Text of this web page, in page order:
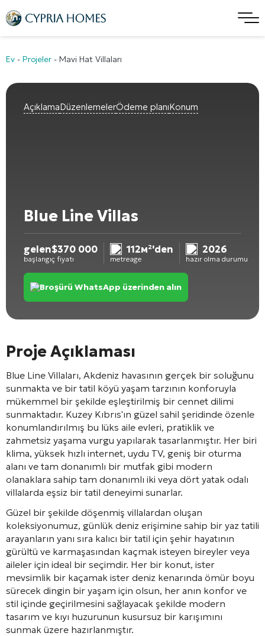
Ev - Projeler - Mavi Hat Villaları
AçıklamaDüzenlemelerÖdeme planıKonum
Blue Line Villas
gelen$370 000
başlangıç fiyatı
112м²'den
metreage
2026
hazır olma durumu
Broşürü WhatsApp üzerinden alın
Proje Açıklaması
Blue Line Villaları, Akdeniz havasının gerçek bir soluğunu
sunmakta ve bir tatil köyü yaşam tarzının konforuyla
mükemmel bir şekilde eşleştirilmiş bir cennet dilimi
sunmaktadır. Kuzey Kıbrıs'ın güzel sahil şeridinde özenle
konumlandırılmış bu lüks aile evleri, pratiklik ve
zahmetsiz yaşama vurgu yapılarak tasarlanmıştır. Her biri
klima, yüksek hızlı internet, uydu TV, geniş bir oturma
alanı ve tam donanımlı bir mutfak gibi modern
olanaklara sahip tam donanımlı iki veya dört yatak odalı
villalarda eşsiz bir tatil deneyimi sunarlar.
Güzel bir şekilde döşenmiş villalardan oluşan
koleksiyonumuz, günlük deniz erişimine sahip bir yaz tatili
arayanların yanı sıra kalıcı bir tatil için şehir hayatının
gürültü ve karmaşasından kaçmak isteyen bireyler veya
aileler için ideal bir seçimdir. Her bir konut, ister
mevsimlik bir kaçamak ister deniz kenarında ömür boyu
sürecek dingin bir yaşam için olsun, her anın konfor ve
stil içinde geçirilmesini sağlayacak şekilde modern
tasarım ve kıyı huzurunun kusursuz bir karışımını
sunmak üzere hazırlanmıştır.